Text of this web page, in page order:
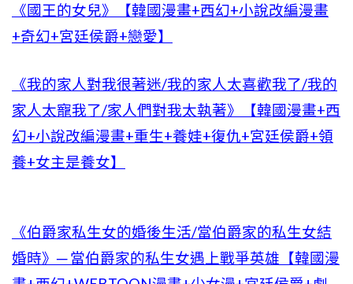
《國王的女兒》【韓國漫畫+西幻+小說改編漫畫
+奇幻+宮廷侯爵+戀愛】
《我的家人對我很著迷/我的家人太喜歡我了/我的
家人太寵我了/家人們對我太執著》【韓國漫畫+西
幻+小說改編漫畫+重生+養娃+復仇+宮廷侯爵+領
養+女主是養女】
《伯爵家私生女的婚後生活/當伯爵家的私生女結
婚時》─ 當伯爵家的私生女遇上戰爭英雄【韓國漫